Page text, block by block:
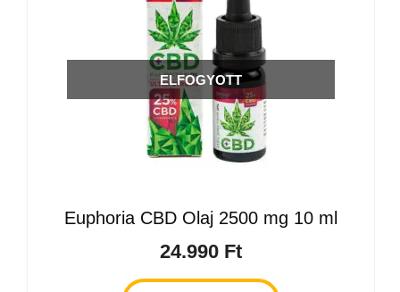
ELFOGYOTT
Euphoria CBD Olaj 2500 mg 10 ml
24.990 Ft